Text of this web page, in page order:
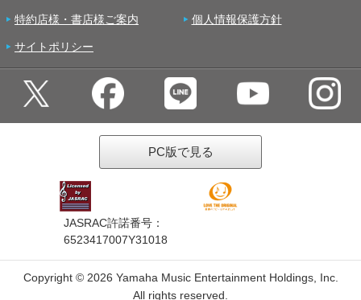
特約店様・書店様ご案内 個人情報保護方針
サイトポリシー
PC版で見る
JASRAC許諾番号：
6523417007Y31018
Copyright © 2026 Yamaha Music Entertainment Holdings, Inc.
All rights reserved.